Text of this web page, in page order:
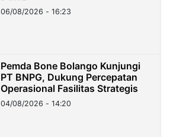
06/08/2026 - 16:23
Pemda Bone Bolango Kunjungi
PT BNPG, Dukung Percepatan
Operasional Fasilitas Strategis
04/08/2026 - 14:20